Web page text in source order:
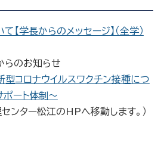
【学長からのメッセージ】（全学）
らのお知らせ
コロナウイルスワクチン接種につ
ート体制～
ンター松江のHPへ移動します。）